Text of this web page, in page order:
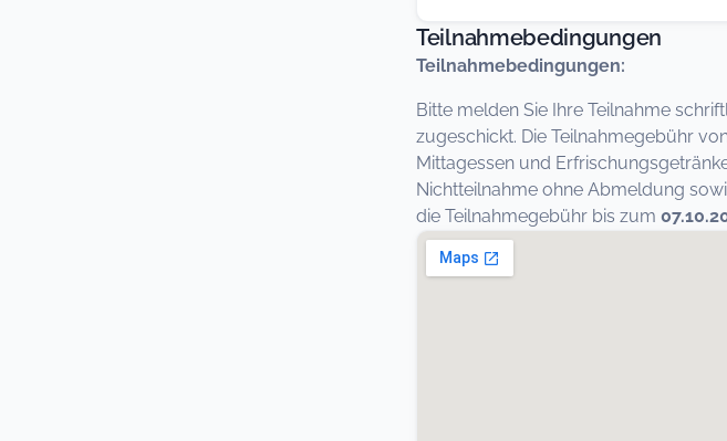
Teilnahmebedingungen
Teilnahmebedingungen:
Bitte melden Sie Ihre Teilnahme
zugeschickt. Die Teilnahmegebühr
Mittagessen und
Nichtteilnahme ohne Abmeldung
die Teilnahmegebühr bis zum